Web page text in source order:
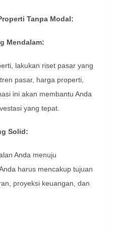
Tanpa Modal:
Mendalam:
lakukan riset pasar yang
pasar, harga properti,
ini akan membantu Anda
yang tepat.
Solid:
Anda menuju
harus mencakup tujuan
proyeksi keuangan, dan